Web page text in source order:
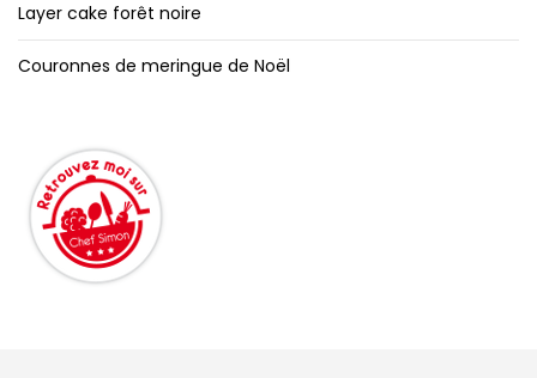
Layer cake forêt noire
Couronnes de meringue de Noël